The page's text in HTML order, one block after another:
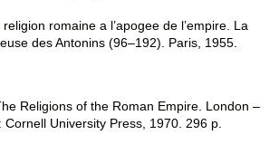
romaine a l’apogee de l’empire. La
des Antonins (96–192). Paris, 1955.
Religions of the Roman Empire. London –
Cornell University Press, 1970. 296 p.